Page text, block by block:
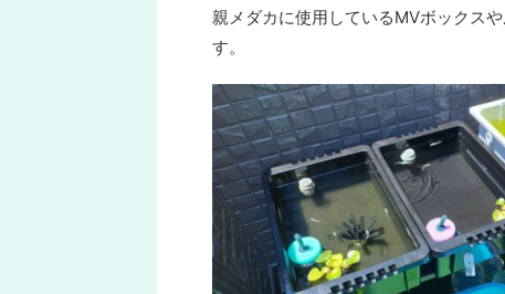
親メダカに使用しているMVボックス
す。